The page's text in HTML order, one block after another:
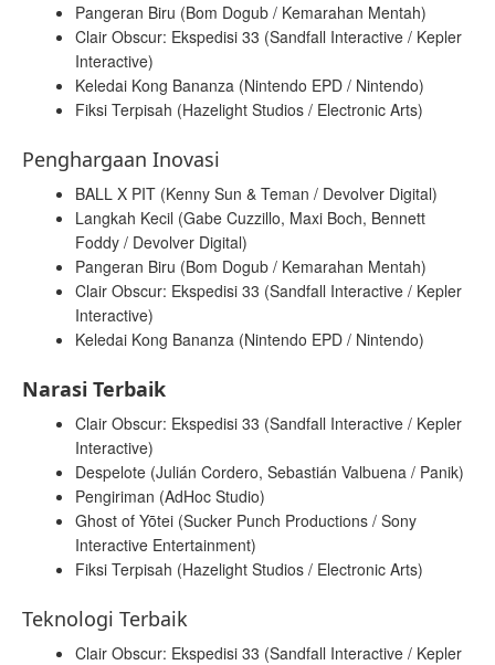
Pangeran Biru (Bom Dogub / Kemarahan Mentah)
Clair Obscur: Ekspedisi 33 (Sandfall Interactive / Kepler
Interactive)
Keledai Kong Bananza (Nintendo EPD / Nintendo)
Fiksi Terpisah (Hazelight Studios / Electronic Arts)
Penghargaan Inovasi
BALL X PIT (Kenny Sun & Teman / Devolver Digital)
Langkah Kecil (Gabe Cuzzillo, Maxi Boch, Bennett
Foddy / Devolver Digital)
Pangeran Biru (Bom Dogub / Kemarahan Mentah)
Clair Obscur: Ekspedisi 33 (Sandfall Interactive / Kepler
Interactive)
Keledai Kong Bananza (Nintendo EPD / Nintendo)
Narasi Terbaik
Clair Obscur: Ekspedisi 33 (Sandfall Interactive / Kepler
Interactive)
Despelote (Julián Cordero, Sebastián Valbuena / Panik)
Pengiriman (AdHoc Studio)
Ghost of Yōtei (Sucker Punch Productions / Sony
Interactive Entertainment)
Fiksi Terpisah (Hazelight Studios / Electronic Arts)
Teknologi Terbaik
Clair Obscur: Ekspedisi 33 (Sandfall Interactive / Kepler